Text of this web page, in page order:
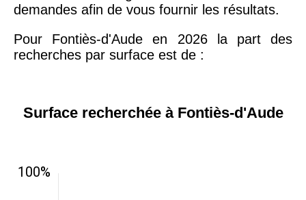
demandes afin de vous fournir les résultats.
Pour Fontiès-d'Aude en 2026 la part des
recherches par surface est de :
Surface recherchée à Fontiès-d'Aude